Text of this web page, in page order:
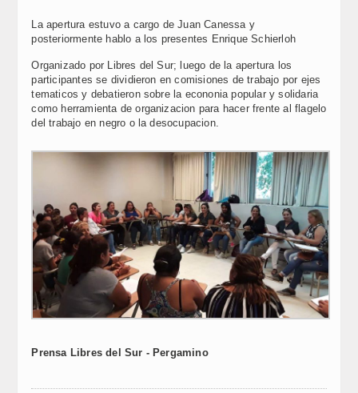
La apertura estuvo a cargo de Juan Canessa y
posteriormente hablo a los presentes Enrique Schierloh
Organizado por Libres del Sur; luego de la apertura los
participantes se dividieron en comisiones de trabajo por ejes
tematicos y debatieron sobre la econonia popular y solidaria
como herramienta de organizacion para hacer frente al flagelo
del trabajo en negro o la desocupacion.
Prensa Libres del Sur - Pergamino